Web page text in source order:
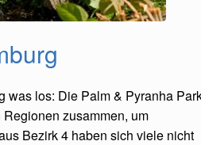
was los: Die Palm & Pyranha
zusammen, um
Bezirk 4 haben sich viele nicht